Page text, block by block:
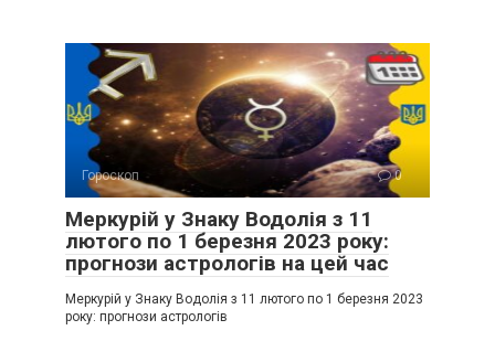
Гороскоп 0
Меркурій у Знаку Водолія з 11
лютого по 1 березня 2023 року:
прогнози астрологів на цей час
Меркурій у Знаку Водолія з 11 лютого по 1 березня 2023
року: прогнози астрологів